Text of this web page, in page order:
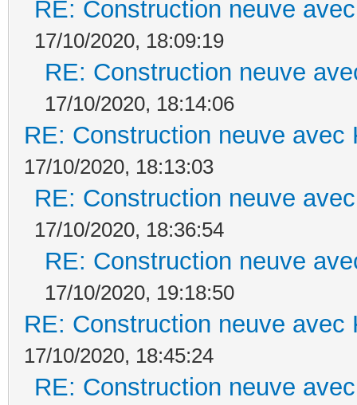
RE: Construction neuve
17/10/2020, 18:09:19
RE: Construction neuve
17/10/2020, 18:14:06
RE: Construction neuve avec
17/10/2020, 18:13:03
RE: Construction neuve
17/10/2020, 18:36:54
RE: Construction neuve
17/10/2020, 19:18:50
RE: Construction neuve avec
17/10/2020, 18:45:24
RE: Construction neuve